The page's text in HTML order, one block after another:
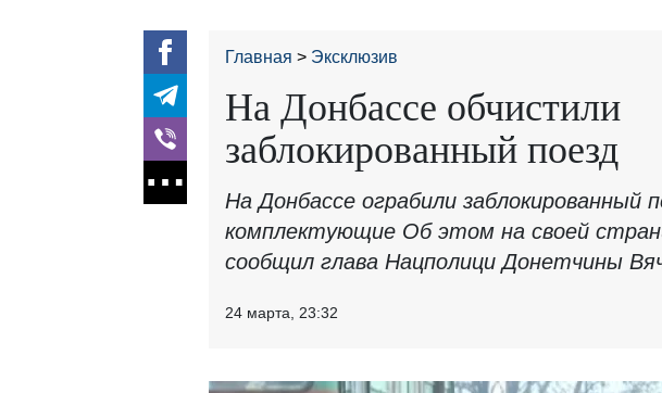
Главная Эксклюзив
На Донбассе обчистили
заблокированный поезд
На Донбассе ограбили заблокированный
комплектующие Об этом на своей
сообщил глава Нацполици Донетчины
24 марта, 23:32